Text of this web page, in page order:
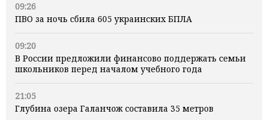
09:26
ПВО за ночь сбила 605 украинских БПЛА
09:20
В России предложили финансово поддержать семьи
школьников перед началом учебного года
21:05
Глубина озера Галанчож составила 35 метров